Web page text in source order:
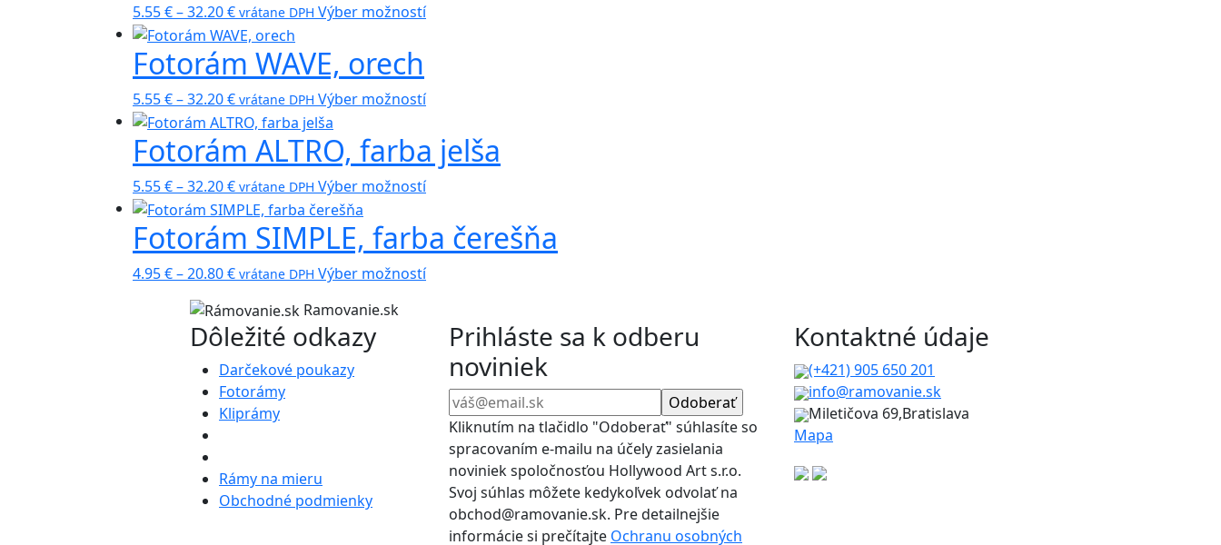
5.55€–32.20€Price
range:
5.55 €
through
32.20 €
vrátane DPH Výber možnostíTento
variantov.
si
môžete
vybrať
stránke
produktu.
Fotorám WAVE, orech
5.55€–32.20€Price
range:
5.55 €
through
32.20 €
vrátane DPH Výber možnostíTento
má
viacero
variantov.
si
môžete
vybrať
produktu.
Fotorám ALTRO, farba jelša
5.55€–32.20€Price
range:
5.55 €
through
32.20 €
vrátane DPH Výber možnostíTento
má
viacero
variantov.
môžete
vybrať
stránke
produktu.
Fotorám SIMPLE, farba čerešňa
4.95€–20.80€Price
4.95 €
through
20.80 €
vrátane DPH Výber možnostíTento
viacero
variantov.
Možnosti
môžete
vybrať
stránke
produktu.
Ramovanie.sk
Dôležité odkazy
Darčekové poukazy
Fotorámy
Kliprámy
Rámy na mieru
Obchodné podmienky
Prihláste sa k odberu
noviniek
Kliknutím na tlačidlo "Odoberať" súhlasíte so
spracovaním e-mailu na účely zasielania
noviniek spoločnosťou Hollywood Art s.r.o.
Svoj súhlas môžete kedykoľvek odvolať na
obchod@ramovanie.sk. Pre detailnejšie
informácie si prečítajte Ochranu osobných
Kontaktné údaje
(+421) 905 650 201
info@ramovanie.sk
Miletičova 69,Bratislava
Mapa